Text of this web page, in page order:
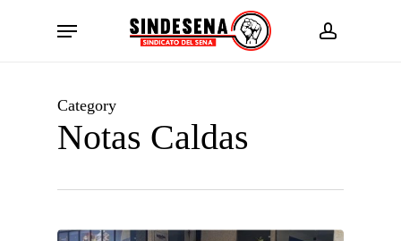
account
Menu
Category
Notas Caldas